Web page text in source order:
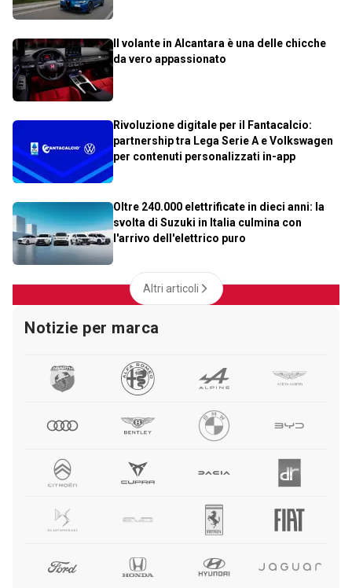
Il volante in Alcantara è una delle chicche
da vero appassionato
Rivoluzione digitale per il Fantacalcio:
partnership tra Lega Serie A e Volkswagen
per contenuti personalizzati in-app
Oltre 240.000 elettrificate in dieci anni: la
svolta di Suzuki in Italia culmina con
l'arrivo dell'elettrico puro
Altri articoli
Notizie per marca